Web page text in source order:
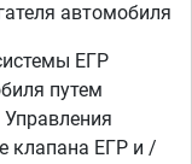
автомобиля
ЕГР
путем
клапана ЕГР и /